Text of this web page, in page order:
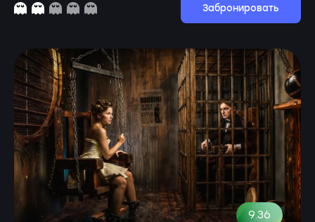
Забронировать
9.36